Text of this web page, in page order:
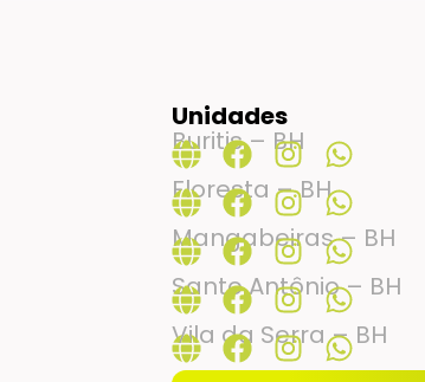
Unidades
Buritis – BH
Floresta – BH
Mangabeiras – BH
Santo Antônio – BH
Vila da Serra – BH